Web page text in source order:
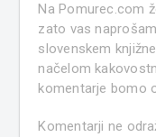
Na Pomurec.com
zato vas
slovenskem
načelom
komentarje bomo
Komentarji ne